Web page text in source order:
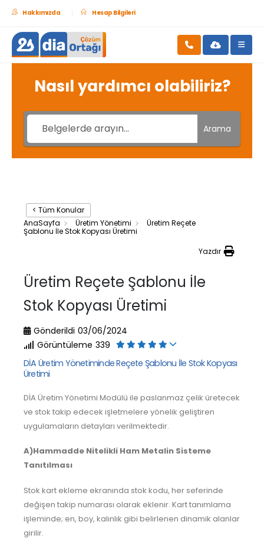
Hakkımızda Hesap Bilgileri
Nasıl yardımcı olabiliriz?
Arama
< Tüm Konular
AnaSayfa
Üretim Yönetimi
Üretim Reçete
Şablonu İle Stok Kopyası Üretimi
Yazdır
Üretim Reçete Şablonu İle
Stok Kopyası Üretimi
Gönderildi 03/06/2024
Görüntüleme 339
DİA Üretim Yönetiminde Reçete Şablonu İle Stok Kopyası
Üretimi
DİA Üretim Yönetimi Modülü ile paslanmaz çelik üretecek
ve stok takip edecek işletmelere yönelik geliştiren
uygulamaların detayları verilmektedir.
A)Hammadde Nitelikli Ham Metalin Sisteme
Tanıtılması
Stok kart ekleme ekranında stok kodu, her seferinde
değişen takip numarası olarak eklenir. Kart tanımlama
işleminde; en, boy, kalınlık gibi belirlenen dinamik alanlar
girilir.